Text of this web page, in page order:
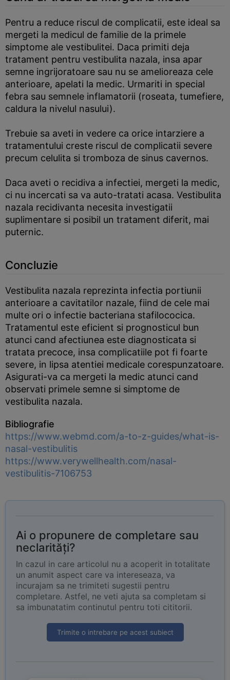
Pentru a reduce riscul de complicatii, este ideal sa
mergeti la medicul de familie de la primele
simptome ale vestibulitei. Daca primiti deja
tratament pentru vestibulita nazala, insa apar
semne ingrijoratoare sau nu se amelioreaza cele
anterioare, apelati la medic. Urmariti in special
febra sau semnele inflamatorii (roseata, tumefiere,
caldura la nivelul nasului).
Trebuie sa aveti in vedere ca orice intarziere a
tratamentului creste riscul de complicatii severe
precum celulita si tromboza de sinus cavernos.
Daca aveti o recidiva a infectiei, mergeti la medic,
ci nu incercati sa va auto-tratati acasa. Vestibulita
nazala recidivanta necesita investigatii
suplimentare si posibil un tratament diferit, mai
puternic.
Concluzie
Vestibulita nazala reprezinta infectia portiunii
anterioare a cavitatilor nazale, fiind de cele mai
multe ori o infectie bacteriana stafilococica.
Tratamentul este eficient si prognosticul bun
atunci cand afectiunea este diagnosticata si
tratata precoce, insa complicatiile pot fi foarte
severe, in lipsa atentiei medicale corespunzatoare.
Asigurati-va ca mergeti la medic atunci cand
observati primele semne si simptome de
vestibulita nazala.
Bibliografie
https://www.webmd.com/a-to-z-guides/what-is-
nasal-vestibulitis
https://www.verywellhealth.com/nasal-
vestibulitis-7106753
Ai o propunere de completare sau
neclarități?
In cazul in care articolul nu a acoperit in totalitate
un anumit aspect care va intereseaza, va
incurajam sa ne trimiteti sugestii pentru
completare. Astfel, ne veti ajuta sa completam si
sa imbunatatim continutul pentru toti cititorii.
Trimite o intrebare pe acest subiect